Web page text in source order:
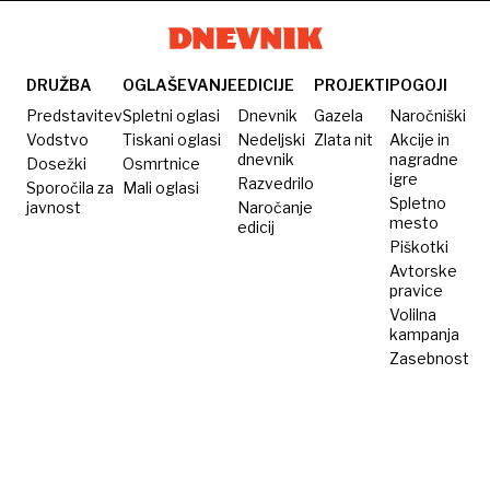
preteklih
bojev
DRUŽBA
Predstavitev
Vodstvo
Dosežki
Sporočila za
javnost
OGLAŠEVANJE
Spletni oglasi
Tiskani oglasi
Osmrtnice
Mali oglasi
EDICIJE
Dnevnik
Nedeljski
dnevnik
Razvedrilo
Naročanje
edicij
PROJEKTI
Gazela
Zlata nit
POGOJI
Naročniški
Akcije in
nagradne
igre
Spletno
mesto
Piškotki
Avtorske
pravice
Volilna
kampanja
Zasebnost